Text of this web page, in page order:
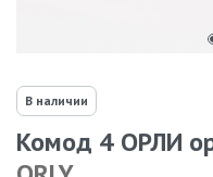
В наличии
Комод 4 ОРЛИ